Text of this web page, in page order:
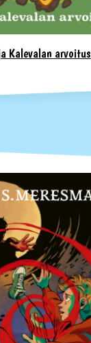
Kalevalan arvoitus